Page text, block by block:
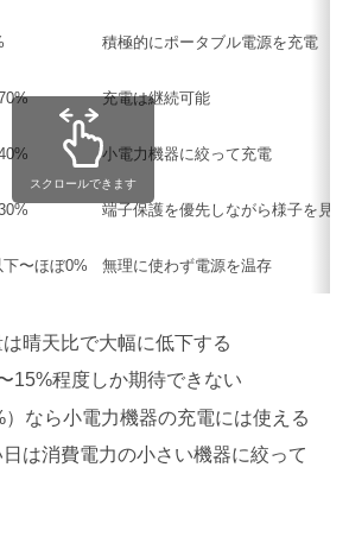
積極的にポータブル電源を充電
充電は継続可能
小電力機器に絞って充電
端子保護を優先しながら様子を見る
〜ほぼ0% 無理に使わず電源を温存
スクロールできます
晴天比で大幅に低下する
15%程度しか期待できない
なら小電力機器の充電には使える
は消費電力の小さい機器に絞って